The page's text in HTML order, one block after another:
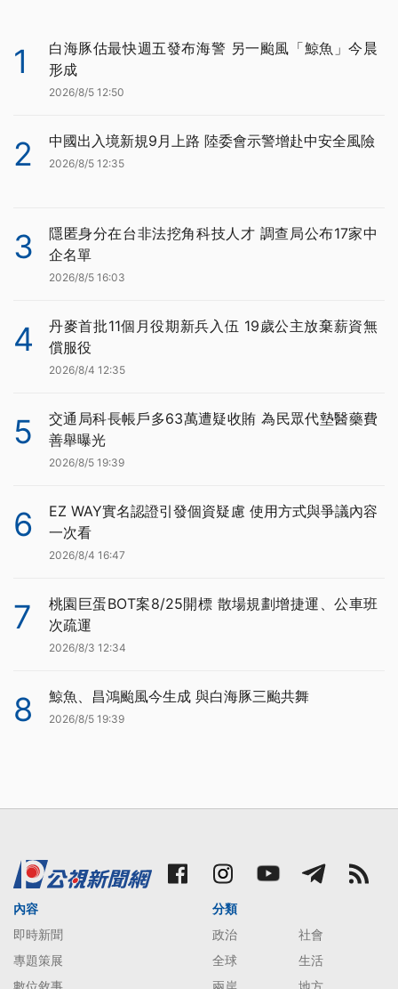
1
白海豚估最快週五發布海警 另一颱風「鯨魚」今晨
形成
2026/8/5 12:50
2 中國出入境新規9月上路 陸委會示警增赴中安全風險
2026/8/5 12:35
3
隱匿身分在台非法挖角科技人才 調查局公布17家中
企名單
2026/8/5 16:03
4
丹麥首批11個月役期新兵入伍 19歲公主放棄薪資無
償服役
2026/8/4 12:35
5
交通局科長帳戶多63萬遭疑收賄 為民眾代墊醫藥費
善舉曝光
2026/8/5 19:39
6
EZ WAY實名認證引發個資疑慮 使用方式與爭議內容
一次看
2026/8/4 16:47
7
桃園巨蛋BOT案8/25開標 散場規劃增捷運、公車班
次疏運
2026/8/3 12:34
8 鯨魚、昌鴻颱風今生成 與白海豚三颱共舞
2026/8/5 19:39
內容
即時新聞
專題策展
數位敘事
分類
政治
社會
全球
生活
兩岸
地方